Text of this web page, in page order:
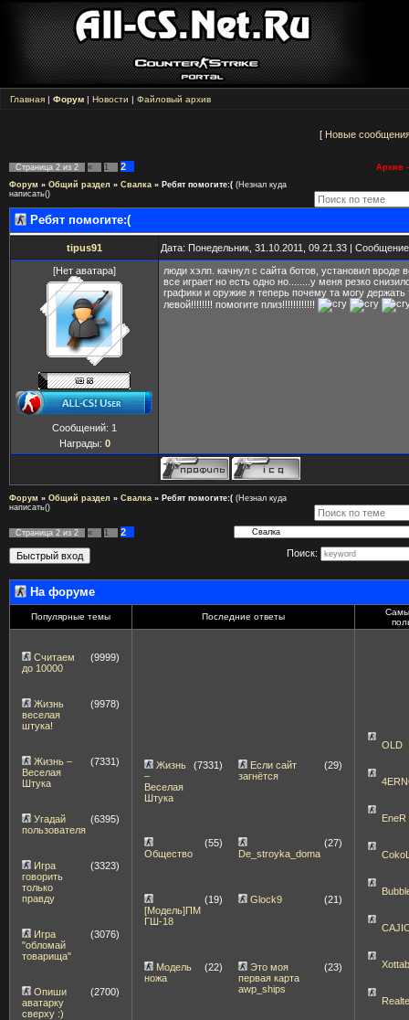
Главная | Форум | Новости | Файловый архив
[ Новые
Страница 2 из 2 « 1 2
Архив -
Форум » Общий раздел » Свалка » Ребят помогите:( (Незнал куда
написать()
Ребят помогите:(
tipus91 Дата: Понедельник, 31.10.2011, 09.21.33 |
[Нет аватара]
Сообщений: 1
Награды: 0
люди хэлп. качнул с сайта ботов, установил вроде
все играет но есть одно но........у меня резко
графики и оружие я теперь почему та могу держать
левой!!!!!!!! помогите плиз!!!!!!!!!!!!
Форум » Общий раздел » Свалка » Ребят помогите:( (Незнал куда
написать()
Страница 2 из 2 « 1
2
Поиск:
На форуме
Популярные темы Последние ответы
Считаем
до 10000
(9999)
Жизнь
веселая
штука!
(9978)
Жизнь –
Веселая
Штука
(7331)
Угадай
пользователя
(6395)
Игра
говорить
только
правду
(3323)
Игра
"обломай
товарища"
(3076)
Опиши
аватарку
сверху :)
(2700)
Жизнь
–
Веселая
Штука
(7331)
Если сайт
загнётся
(29)
Общество
(55)
De_stroyka_doma
(27)
[Модель]ПМ
ГШ-18
(19) Glock9 (21)
Модель
ножа
(22)
Это моя
первая карта
awp_ships
(23)
OLD
EneR